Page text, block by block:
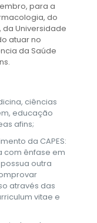
para a
do
Universidade
atuar no
da Saúde
ciências
educação
afins;
da CAPES:
com ênfase em
outra
através das
vitae e